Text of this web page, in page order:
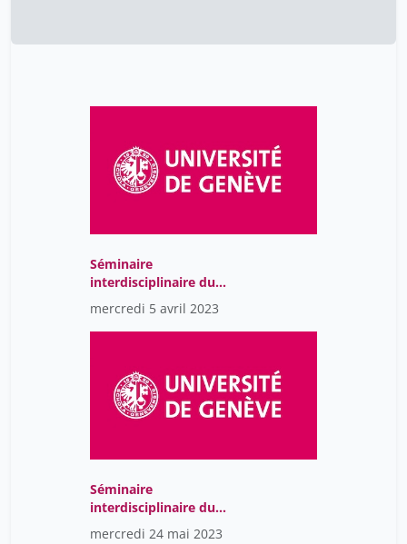
Séminaire
interdisciplinaire du
Centre Jean Piaget
mercredi 5 avril 2023
Séminaire
interdisciplinaire du
Centre Jean Piaget
mercredi 24 mai 2023